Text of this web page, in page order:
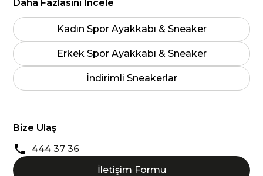
Daha Fazlasını İncele
Kadın Spor Ayakkabı & Sneaker
Erkek Spor Ayakkabı & Sneaker
İndirimli Sneakerlar
Bize Ulaş
444 37 36
İletişim Formu